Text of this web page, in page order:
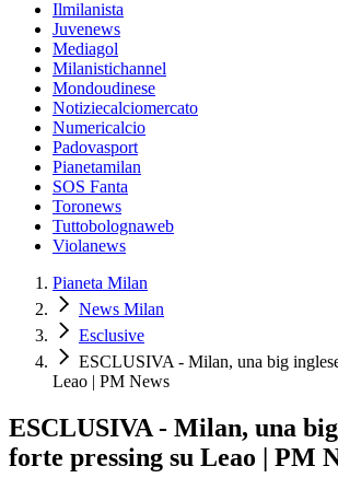
Ilmilanista
Juvenews
Mediagol
Milanistichannel
Mondoudinese
Notiziecalciomercato
Numericalcio
Padovasport
Pianetamilan
SOS Fanta
Toronews
Tuttobolognaweb
Violanews
Pianeta Milan
News Milan
Esclusive
ESCLUSIVA - Milan, una big
Leao | PM News
ESCLUSIVA - Milan, una
forte pressing su Leao | PM